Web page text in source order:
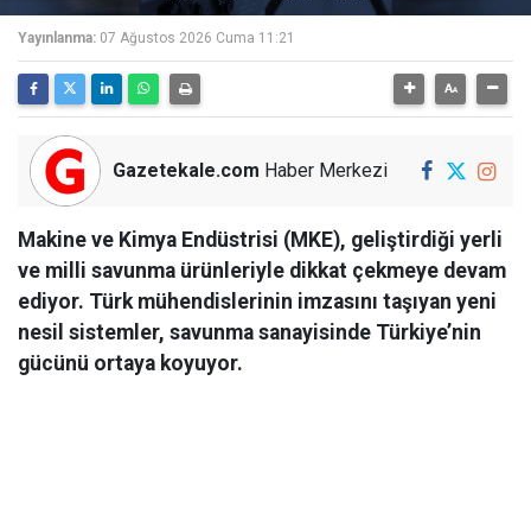
Yayınlanma: 07 Ağustos 2026 Cuma 11:21
Gazetekale.com Haber Merkezi
Makine ve Kimya Endüstrisi (MKE), geliştirdiği yerli
ve milli savunma ürünleriyle dikkat çekmeye devam
ediyor. Türk mühendislerinin imzasını taşıyan yeni
nesil sistemler, savunma sanayisinde Türkiye’nin
gücünü ortaya koyuyor.